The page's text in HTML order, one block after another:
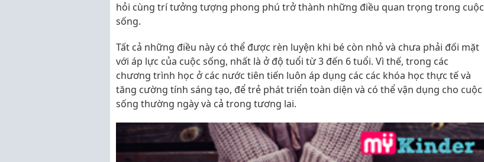
hỏi cùng trí tưởng tượng phong phú trở thành những điều quan trọng trong cuộc
sống.
Tất cả những điều này có thể được rèn luyện khi bé còn nhỏ và chưa phải đối mặt
với áp lực của cuộc sống, nhất là ở độ tuổi từ 3 đến 6 tuổi. Vì thế, trong các
chương trình học ở các nước tiên tiến luôn áp dụng các các khóa học thực tế và
tăng cường tính sáng tạo, để trẻ phát triển toàn diện và có thể vận dụng cho cuộc
sống thường ngày và cả trong tương lai.